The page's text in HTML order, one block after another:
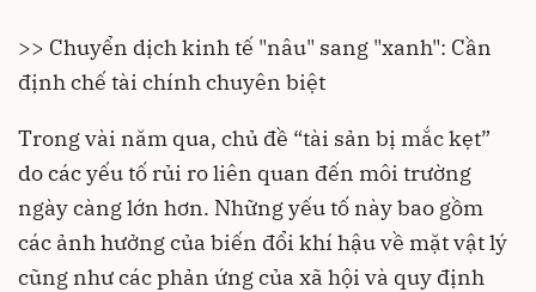
>> Chuyển dịch kinh tế "nâu" sang "xanh": Cần
định chế tài chính chuyên biệt
Trong vài năm qua, chủ đề “tài sản bị mắc kẹt”
do các yếu tố rủi ro liên quan đến môi trường
ngày càng lớn hơn. Những yếu tố này bao gồm
các ảnh hưởng của biến đổi khí hậu về mặt vật lý
cũng như các phản ứng của xã hội và quy định